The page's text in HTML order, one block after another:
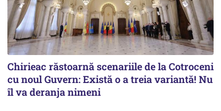
Chirieac răstoarnă scenariile de la Cotroceni
cu noul Guvern: Există o a treia variantă! Nu
îl va deranja nimeni